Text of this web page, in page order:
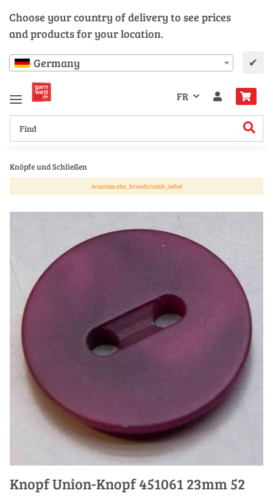
Choose your country of delivery to see prices
and products for your location.
Germany ✔
FR
Knöpfe und Schließen
#custom.zhz_breadcrumb_info#
Knopf Union-Knopf 451061 23mm 52